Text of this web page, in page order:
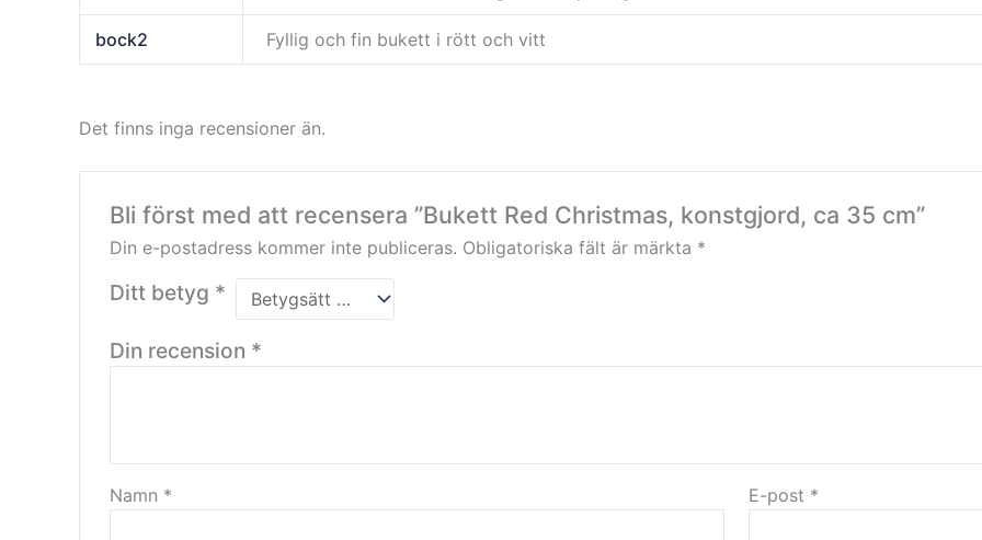
bock2 Fyllig och fin bukett i rött och vitt
Det finns inga recensioner än.
Bli först med att recensera ”Bukett Red Christmas, konstgjord, ca 35 cm”
Din e-postadress kommer inte publiceras. Obligatoriska fält är märkta *
Ditt betyg *
Din recension *
Namn * E-post *